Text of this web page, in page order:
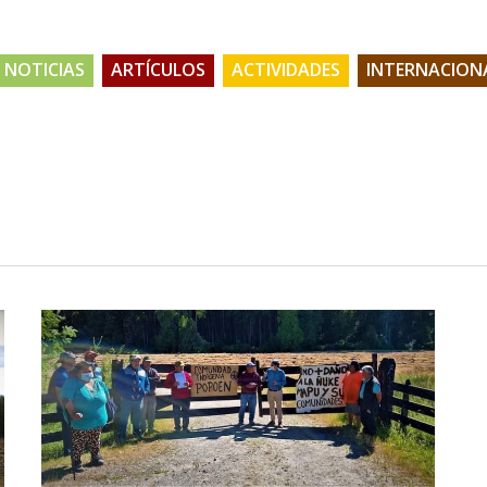
NOTICIAS ARTÍCULOS ACTIVIDADES